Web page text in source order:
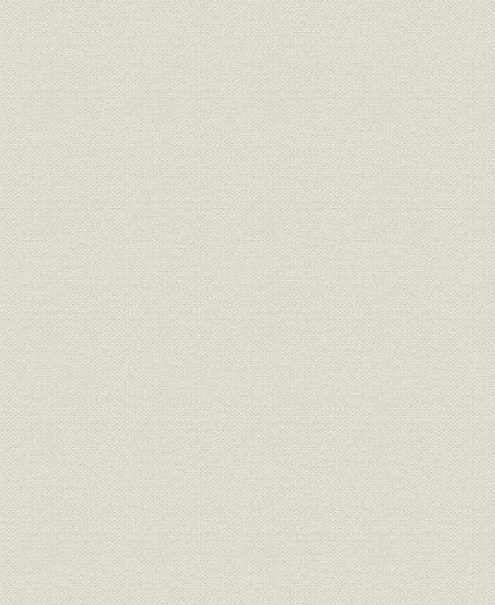
訓示 安全宣言 昭和48年
環境保全 環境保全に関する共同声明 昭和49年5
環境保全 環境憲章
定款 原始定款 明治四〇
定款 現行定款
組織 現行組織図 平成19年4
役員 現行役員